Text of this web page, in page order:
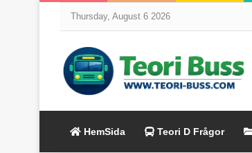
Thursday, August 6 2026
HemSida Teori D Frågor